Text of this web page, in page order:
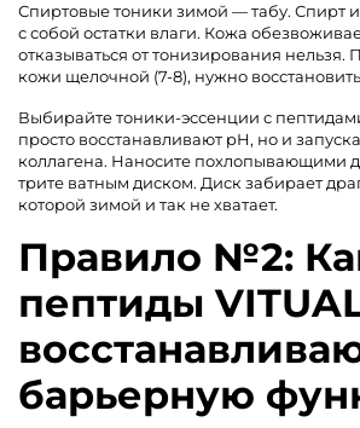
Спиртовые тоники зимой — табу. Спирт
с собой остатки влаги. Кожа
отказываться от тонизирования нельзя.
кожи щелочной (7-8), нужно восстановить
Выбирайте тоники-эссенции с
просто восстанавливают pH, но и
коллагена. Наносите похлопывающими
трите ватным диском. Диск забирает
которой зимой и так не хватает.
Правило №2:
пептиды
барьерную